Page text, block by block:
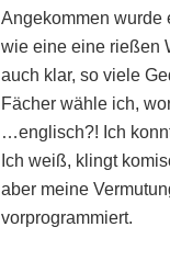
Angekommen wurde
wie eine eine rießen
auch klar, so viele
Fächer wähle ich,
…englisch?! Ich
Ich weiß, klingt
aber meine
vorprogrammiert.